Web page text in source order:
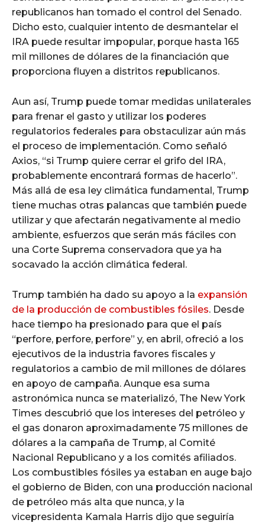
republicanos han tomado el control del Senado.
Dicho esto, cualquier intento de desmantelar el
IRA puede resultar impopular, porque hasta 165
mil millones de dólares de la financiación que
proporciona fluyen a distritos republicanos.
Aun así, Trump puede tomar medidas unilaterales
para frenar el gasto y utilizar los poderes
regulatorios federales para obstaculizar aún más
el proceso de implementación. Como señaló
Axios, “si Trump quiere cerrar el grifo del IRA,
probablemente encontrará formas de hacerlo”.
Más allá de esa ley climática fundamental, Trump
tiene muchas otras palancas que también puede
utilizar y que afectarán negativamente al medio
ambiente, esfuerzos que serán más fáciles con
una Corte Suprema conservadora que ya ha
socavado la acción climática federal.
Trump también ha dado su apoyo a la expansión
de la producción de combustibles fósiles. Desde
hace tiempo ha presionado para que el país
“perfore, perfore, perfore” y, en abril, ofreció a los
ejecutivos de la industria favores fiscales y
regulatorios a cambio de mil millones de dólares
en apoyo de campaña. Aunque esa suma
astronómica nunca se materializó, The New York
Times descubrió que los intereses del petróleo y
el gas donaron aproximadamente 75 millones de
dólares a la campaña de Trump, al Comité
Nacional Republicano y a los comités afiliados.
Los combustibles fósiles ya estaban en auge bajo
el gobierno de Biden, con una producción nacional
de petróleo más alta que nunca, y la
vicepresidenta Kamala Harris dijo que seguiría